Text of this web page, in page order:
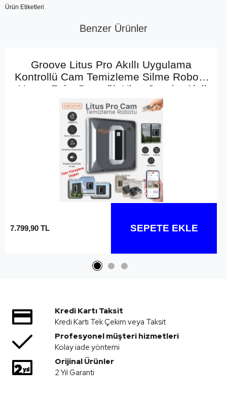
Ürün Etiketleri
Benzer Ürünler
Groove Litus Pro Akıllı Uygulama
Kontrollü Cam Temizleme Silme Robotu
+Yapay Zeka Desteği+Ultra Sessiz+Akıllı
Sensör+4 Ultrasonik Sprey
7.799,90 TL SEPETE EKLE
Kredi Kartı Taksit
Kredi Kartı Tek Çekim veya Taksit
Profesyonel müşteri hizmetleri
Kolay iade yöntemi
Orijinal Ürünler
2 Yıl Garanti